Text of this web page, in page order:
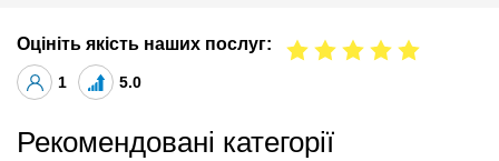
Оцініть якість наших послуг:
1 5.0
Рекомендовані категорії